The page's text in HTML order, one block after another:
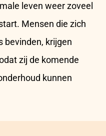
leven weer zoveel
Mensen die zich
bevinden, krijgen
zij de komende
kunnen